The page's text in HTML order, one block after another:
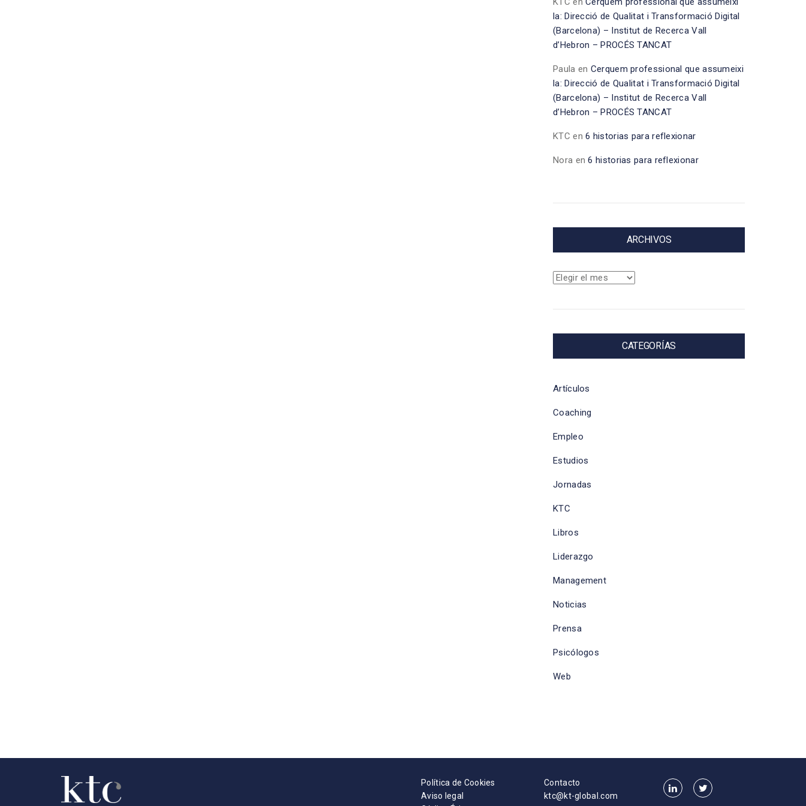
la: Direcció de Qualitat i Transformació Digital
(Barcelona) – Institut de Recerca Vall
d’Hebron – PROCÉS TANCAT
Paula en Cerquem professional que assumeixi
la: Direcció de Qualitat i Transformació Digital
(Barcelona) – Institut de Recerca Vall
d’Hebron – PROCÉS TANCAT
KTC en6 historias para reflexionar
Nora en6 historias para reflexionar
ARCHIVOS
Archivos
CATEGORÍAS
Artículos
Coaching
Empleo
Estudios
Jornadas
KTC
Libros
Liderazgo
Management
Noticias
Prensa
Psicólogos
Web
Política de Cookies
Aviso legal
Contacto
ktc@kt-global.com